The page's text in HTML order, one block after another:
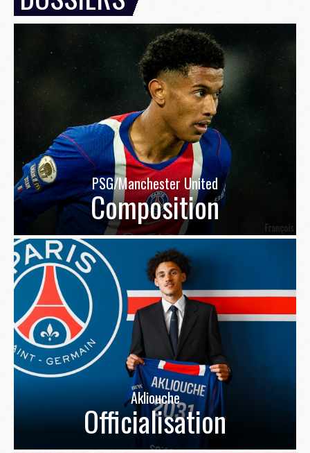
PSG/Manchester United
Composition
Akliouche
Officialisation